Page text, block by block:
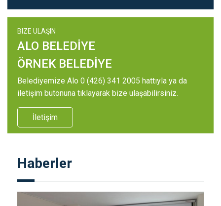
BIZE ULAŞIN
ALO BELEDİYE
ÖRNEK BELEDİYE
Belediyemize Alo 0 (426) 341 2005 hattıyla ya da
iletişim butonuna tıklayarak bize ulaşabilirsiniz.
İletişim
Haberler